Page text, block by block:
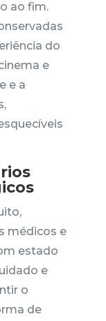
ao fim.
do
e
e a
médicos e
estado
e
o
de